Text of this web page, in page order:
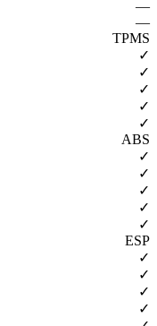
—
—
TPMS
✓
✓
✓
✓
✓
ABS
✓
✓
✓
✓
✓
ESP
✓
✓
✓
✓